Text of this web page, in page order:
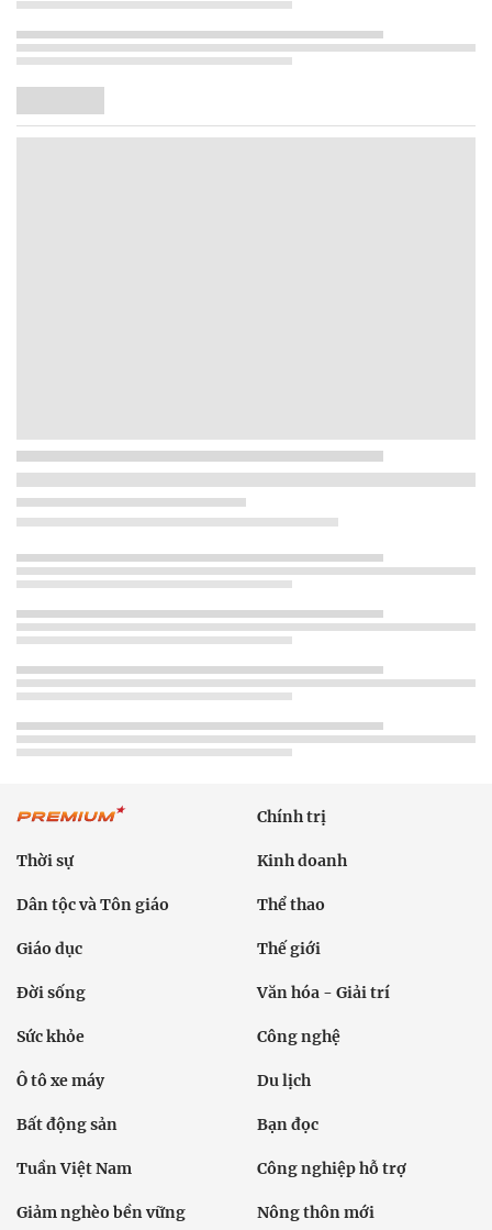
Chính trị
Thời sự Kinh doanh
Dân tộc và Tôn giáo Thể thao
Giáo dục Thế giới
Đời sống Văn hóa - Giải trí
Sức khỏe Công nghệ
Ô tô xe máy Du lịch
Bất động sản Bạn đọc
Tuần Việt Nam Công nghiệp hỗ trợ
Giảm nghèo bền vững Nông thôn mới